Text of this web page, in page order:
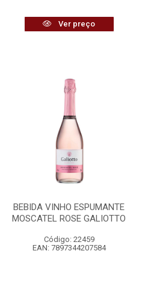
Ver preço
BEBIDA VINHO ESPUMANTE
MOSCATEL ROSE GALIOTTO
Código: 22459
EAN: 7897344207584